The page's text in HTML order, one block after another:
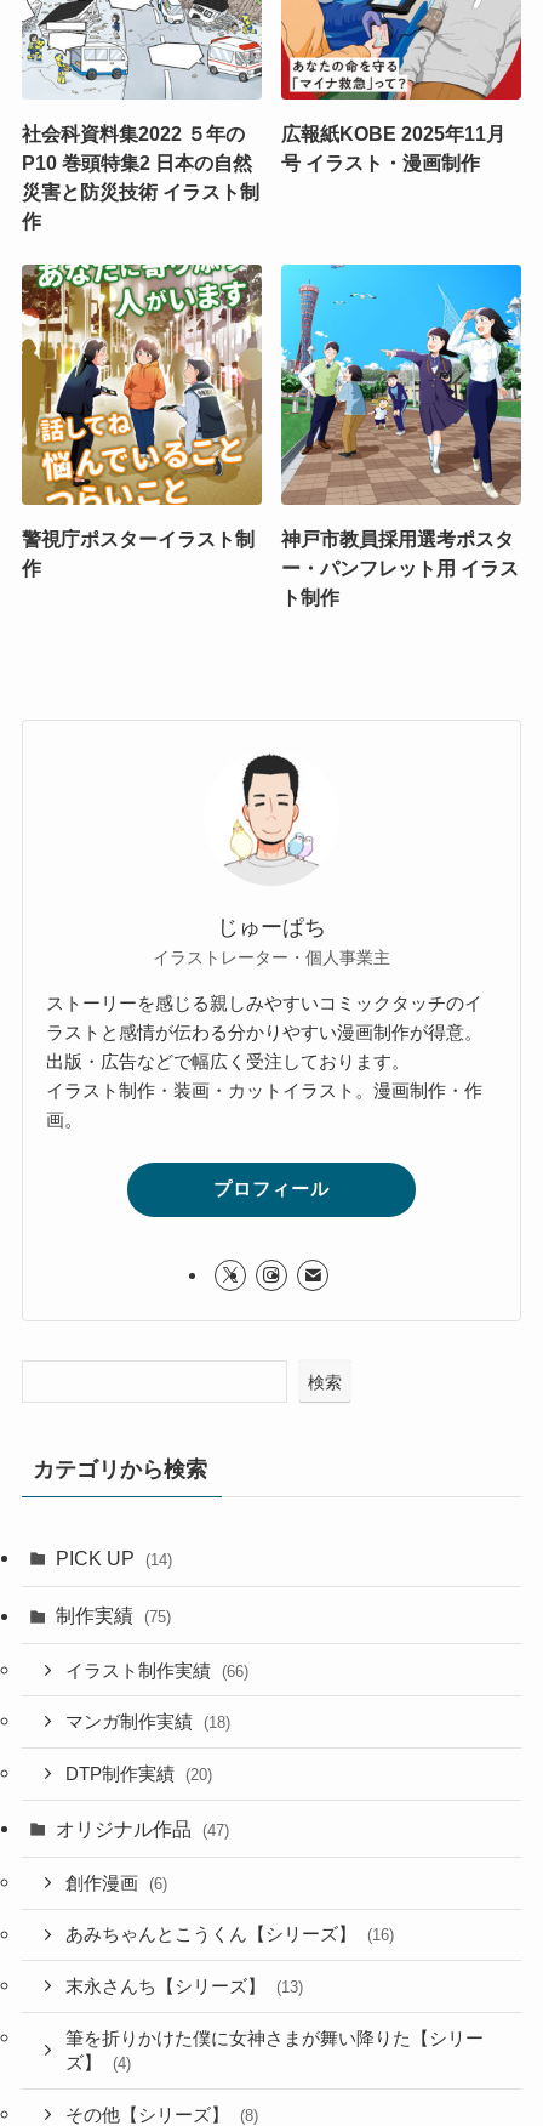
社会科資料集2022 ５年の
P10 巻頭特集2 日本の自然
災害と防災技術 イラスト制
作
広報紙KOBE 2025年11月
号 イラスト・漫画制作
警視庁ポスターイラスト制
作
神戸市教員採用選考ポスタ
ー・パンフレット用 イラス
ト制作
じゅーぱち
イラストレーター・個人事業主
ストーリーを感じる親しみやすいコミックタッチのイ
ラストと感情が伝わる分かりやすい漫画制作が得意。
出版・広告などで幅広く受注しております。
イラスト制作・装画・カットイラスト。漫画制作・作
画。
プロフィール
検索
カテゴリから検索
PICK UP (14)
制作実績 (75)
イラスト制作実績 (66)
マンガ制作実績 (18)
DTP制作実績 (20)
オリジナル作品 (47)
創作漫画 (6)
あみちゃんとこうくん【シリーズ】 (16)
末永さんち【シリーズ】 (13)
筆を折りかけた僕に女神さまが舞い降りた【シリー
ズ】
(4)
その他【シリーズ】 (8)